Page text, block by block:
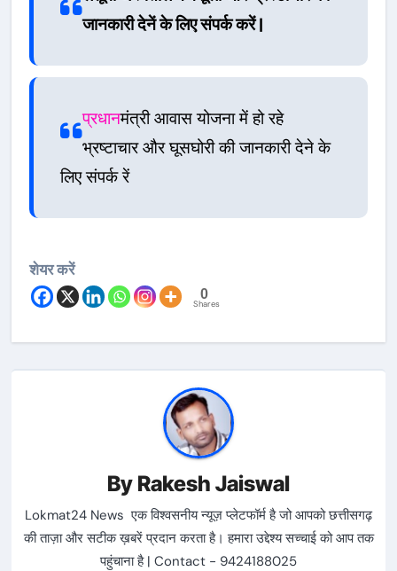
जानकारी देनें के लिए संपर्क करें |
प्रधानमंत्री आवास योजना में हो रहे
भ्रष्टाचार और घूसघोरी की जानकारी देने के
लिए संपर्क रें
शेयर करें
0
Shares
By Rakesh Jaiswal
Lokmat24 News एक विश्वसनीय न्यूज़ प्लेटफॉर्म है जो आपको छत्तीसगढ़
की ताज़ा और सटीक ख़बरें प्रदान करता है। हमारा उद्देश्य सच्चाई को आप तक
पहुंचाना है | Contact - 9424188025